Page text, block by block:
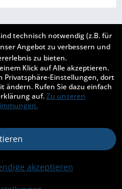
Versandkosten
technisch notwendig (z.B. für
Angebot zu verbessern und
zu bieten.
Klick auf Alle akzeptieren.
Privatsphäre-Einstellungen, dort
ändern. Rufen Sie dazu einfach
auf.Zu unseren
akzeptieren